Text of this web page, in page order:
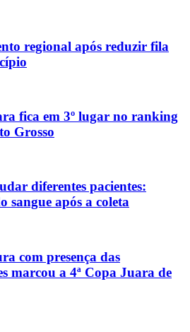
regional após reduzir fila
fica em 3º lugar no ranking
Grosso
diferentes pacientes:
sangue após a coleta
com presença das
marcou a 4ª Copa Juara de